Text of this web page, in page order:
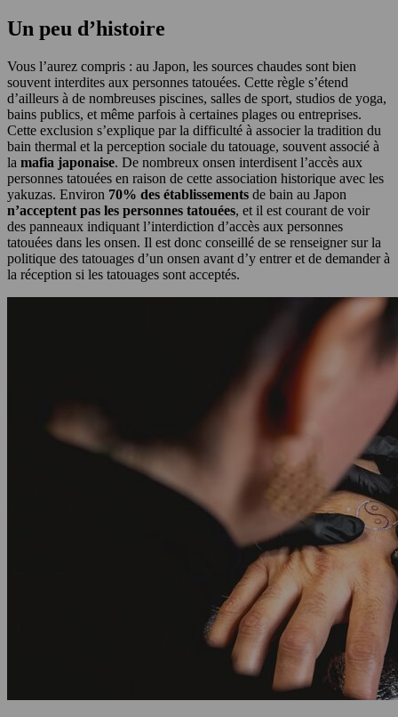
Un peu d’histoire
Vous l’aurez compris : au Japon, les sources chaudes sont bien
souvent interdites aux personnes tatouées. Cette règle s’étend
d’ailleurs à de nombreuses piscines, salles de sport, studios de yoga,
bains publics, et même parfois à certaines plages ou entreprises.
Cette exclusion s’explique par la difficulté à associer la tradition du
bain thermal et la perception sociale du tatouage, souvent associé à
la mafia japonaise. De nombreux onsen interdisent l’accès aux
personnes tatouées en raison de cette association historique avec les
yakuzas. Environ 70% des établissements de bain au Japon
n’acceptent pas les personnes tatouées, et il est courant de voir
des panneaux indiquant l’interdiction d’accès aux personnes
tatouées dans les onsen. Il est donc conseillé de se renseigner sur la
politique des tatouages d’un onsen avant d’y entrer et de demander à
la réception si les tatouages sont acceptés.